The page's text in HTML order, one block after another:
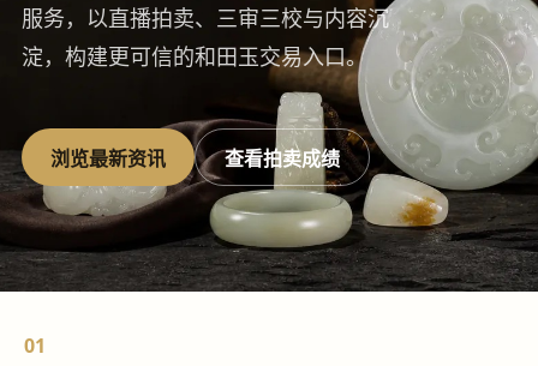
服务，以直播拍卖、三审三校与内容沉
淀，构建更可信的和田玉交易入口。
浏览最新资讯 查看拍卖成绩
01